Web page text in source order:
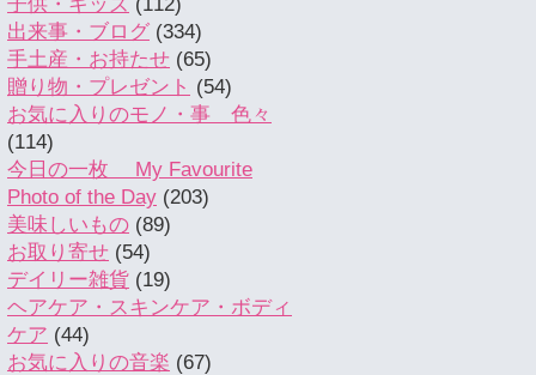
出来事・ブログ (334)
手土産・お持たせ (65)
贈り物・プレゼント (54)
お気に入りのモノ・事 色々
(114)
今日の一枚 My Favourite
Photo of the Day (203)
美味しいもの (89)
お取り寄せ (54)
デイリー雑貨 (19)
ヘアケア・スキンケア・ボディ
ケア (44)
お気に入りの音楽 (67)